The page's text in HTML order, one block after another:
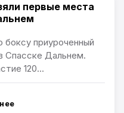
первые места
боксу приуроченный
Спасске Дальнем.
120...